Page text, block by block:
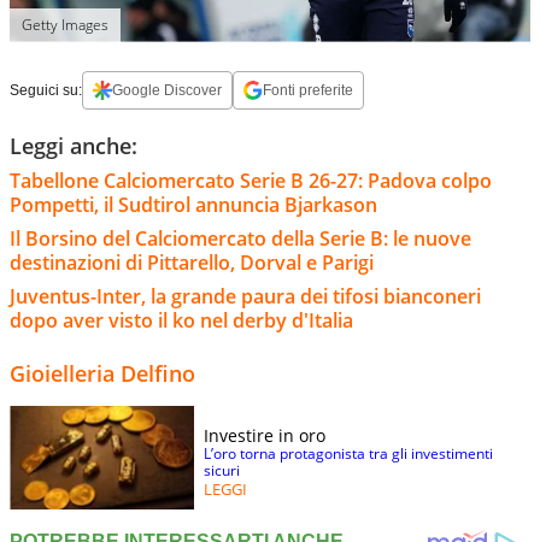
Getty Images
Seguici su: Google Discover Fonti preferite
Leggi anche:
Tabellone Calciomercato Serie B 26-27: Padova colpo
Pompetti, il Sudtirol annuncia Bjarkason
Il Borsino del Calciomercato della Serie B: le nuove
destinazioni di Pittarello, Dorval e Parigi
Juventus-Inter, la grande paura dei tifosi bianconeri
dopo aver visto il ko nel derby d'Italia
Gioielleria Delfino
Investire in oro
L’oro torna protagonista tra gli investimenti
sicuri
LEGGI